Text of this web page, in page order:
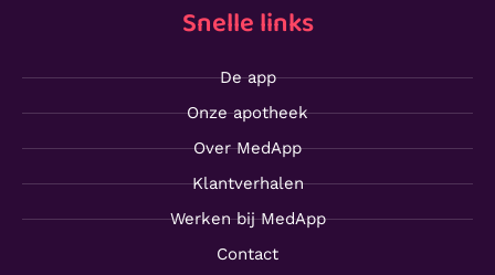
Snelle links
De app
Onze apotheek
Over MedApp
Klantverhalen
Werken bij MedApp
Contact